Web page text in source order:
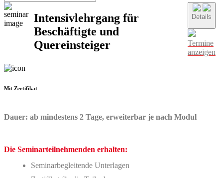
Intensivlehrgang für
Beschäftigte und
Quereinsteiger
Details
Termine
anzeigen
Mit Zertifikat
Dauer: ab mindestens 2 Tage, erweiterbar je nach Modul
Die Seminarteilnehmenden erhalten:
Seminarbegleitende Unterlagen